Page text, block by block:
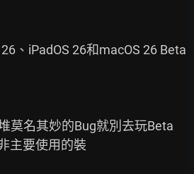
、iPadOS 26和macOS 26 Beta
莫名其妙的Bug就別去玩Beta
主要使用的裝